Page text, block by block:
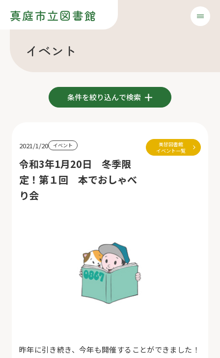
真庭市立図書館
イベント
条件を絞り込んで検索
2021/1/20 イベント
令和3年1月20日 冬季限
定！第１回 本でおしゃべ
り会
美甘図書館
イベント一覧
昨年に引き続き、今年も開催することができました！